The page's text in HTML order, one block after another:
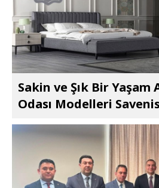
Sakin ve Şık Bir Yaşam
Odası Modelleri